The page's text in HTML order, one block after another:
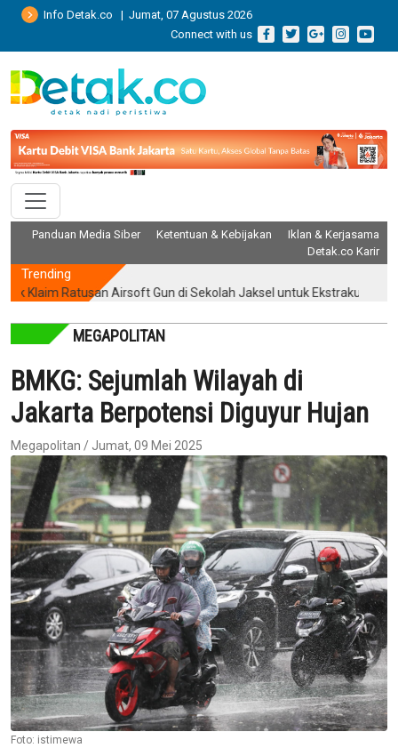
Info Detak.co | Jumat, 07 Agustus 2026
Connect with us
Panduan Media Siber Ketentuan & Kebijakan
Iklan & Kerjasama
Detak.co Karir
Trending
Ratusan Airsoft Gun di Sekolah Jaksel untuk Ekstrakurikuler
MEGAPOLITAN
BMKG: Sejumlah Wilayah di
Jakarta Berpotensi Diguyur Hujan
Megapolitan / Jumat, 09 Mei 2025
Foto: istimewa